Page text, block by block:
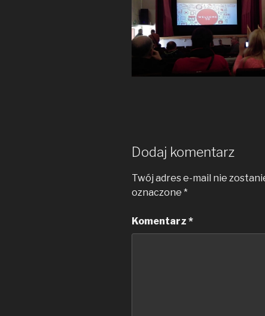
Dodaj komentarz
Twój adres e-mail nie
oznaczone *
Komentarz *